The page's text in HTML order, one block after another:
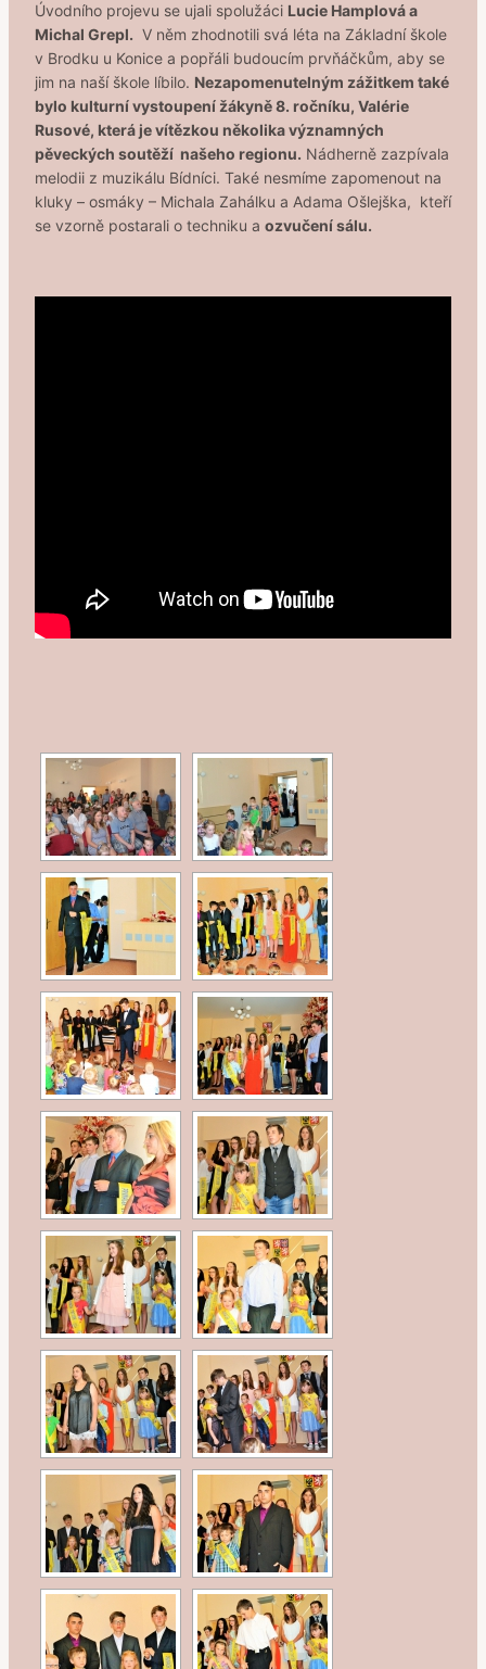
Úvodního projevu se ujali spolužáci Lucie Hamplová a
Michal Grepl. V něm zhodnotili svá léta na Základní škole
v Brodku u Konice a popřáli budoucím prvňáčkům, aby se
jim na naší škole líbilo. Nezapomenutelným zážitkem také
bylo kulturní vystoupení žákyně 8. ročníku, Valérie
Rusové, která je vítězkou několika významných
pěveckých soutěží našeho regionu. Nádherně zazpívala
melodii z muzikálu Bídníci. Také nesmíme zapomenout na
kluky – osmáky – Michala Zahálku a Adama Ošlejška, kteří
se vzorně postarali o techniku a ozvučení sálu.